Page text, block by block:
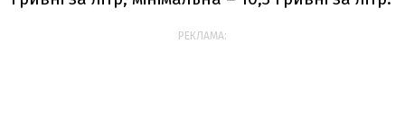
РЕКЛАМА: